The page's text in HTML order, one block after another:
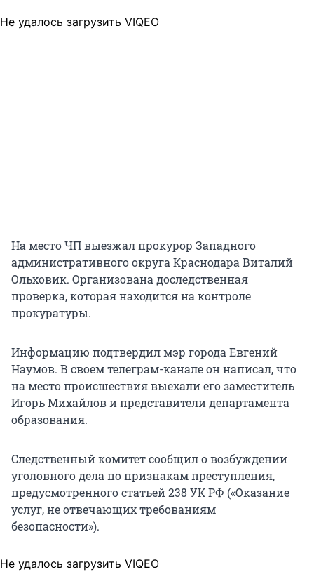
Не удалось загрузить VIQEO
На место ЧП выезжал прокурор Западного
административного округа Краснодара Виталий
Ольховик. Организована доследственная
проверка, которая находится на контроле
прокуратуры.
Информацию подтвердил мэр города Евгений
Наумов. В своем телеграм-канале он написал, что
на место происшествия выехали его заместитель
Игорь Михайлов и представители департамента
образования.
Следственный комитет сообщил о возбуждении
уголовного дела по признакам преступления,
предусмотренного статьей 238 УК РФ («Оказание
услуг, не отвечающих требованиям
безопасности»).
Не удалось загрузить VIQEO